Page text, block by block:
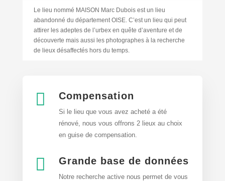
Le lieu nommé MAISON Marc Dubois est un lieu
abandonné du département OISE. C’est un lieu qui peut
attirer les adeptes de l’urbex en quête d’aventure et de
découverte mais aussi les photographes à la recherche
de lieux désaffectés hors du temps.
 Compensation
Si le lieu que vous avez acheté a été
rénové, nous vous offrons 2 lieux au choix
en guise de compensation.
 Grande base de données
Notre recherche active nous permet de vous